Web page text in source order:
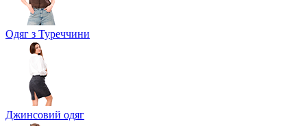
Одяг з Туреччини
Джинсовий одяг